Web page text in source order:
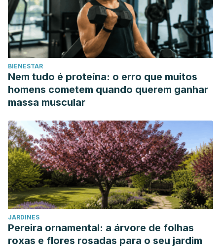
BIENESTAR
Nem tudo é proteína: o erro que muitos
homens cometem quando querem ganhar
massa muscular
JARDINES
Pereira ornamental: a árvore de folhas
roxas e flores rosadas para o seu jardim